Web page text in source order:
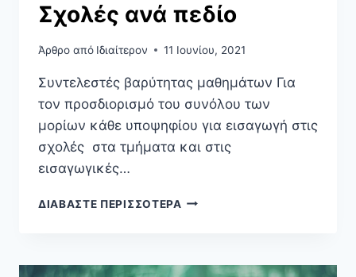
Σχολές ανά πεδίο
Άρθρο από Ιδιαίτερον 11 Ιουνίου, 2021
Συντελεστές βαρύτητας μαθημάτων Για
τον προσδιορισμό του συνόλου των
μορίων κάθε υποψηφίου για εισαγωγή στις
σχολές στα τμήματα και στις
εισαγωγικές…
ΔΙΑΒΆΣΤΕ ΠΕΡΙΣΣΌΤΕΡΑ